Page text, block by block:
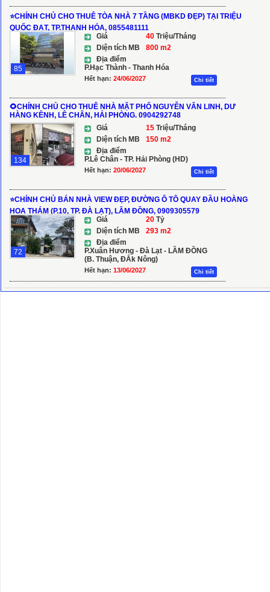
⭐CHÍNH CHỦ CHO THUÊ TÒA NHÀ 7 TẦNG (MBKD ĐẸP) TẠI TRIỆU
QUỐC ĐẠT, TP.THANH HÓA, 0855481111
85
Giá 40 Triệu/Tháng
Diện tích MB
800 m2
Địa điểm
P.Hạc Thành - Thanh Hóa
Hết hạn: 24/06/2027 Chi tiết
🌻CHÍNH CHỦ CHO THUÊ NHÀ MẶT PHỐ NGUYỄN VĂN LINH, DƯ
HÀNG KÊNH, LÊ CHÂN, HẢI PHÒNG. 0904292748
134
Giá 15 Triệu/Tháng
Diện tích MB
150 m2
Địa điểm
P.Lê Chân - TP. Hải Phòng (HD)
Hết hạn: 20/06/2027 Chi tiết
⭐CHÍNH CHỦ BÁN NHÀ VIEW ĐẸP, ĐƯỜNG Ô TÔ QUAY ĐẦU HOÀNG
HOA THÁM (P.10, TP. ĐÀ LẠT), LÂM ĐỒNG, 0909305579
72
Giá 20 Tỷ
Diện tích MB
293 m2
Địa điểm
P.Xuân Hương - Đà Lạt - LẦM ĐỒNG
(B. Thuận, ĐẮk Nông)
Hết hạn: 13/06/2027 Chi tiết